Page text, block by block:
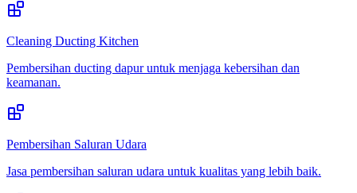
Cleaning Ducting Kitchen
Pembersihan ducting dapur untuk menjaga kebersihan dan
keamanan.
Pembersihan Saluran Udara
Jasa pembersihan saluran udara untuk kualitas yang lebih baik.